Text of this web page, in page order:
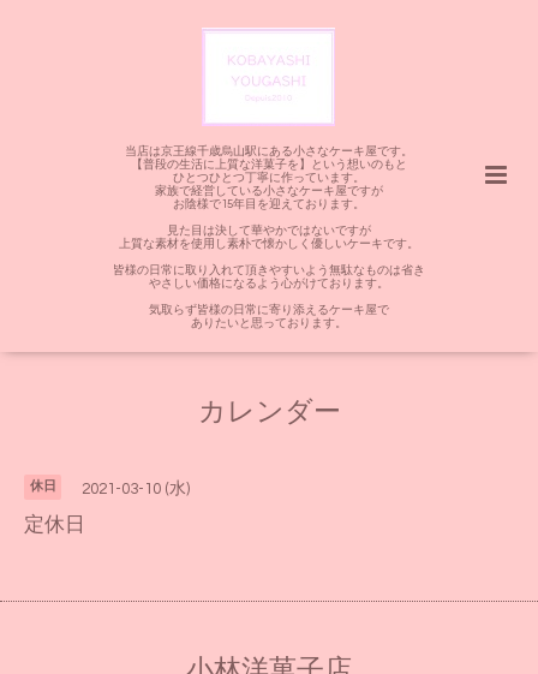
当店は京王線千歳烏山駅にある小さなケーキ屋です。
【普段の生活に上質な洋菓子を】という想いのもと
ひとつひとつ丁寧に作っています。
家族で経営している小さなケーキ屋ですが
お陰様で15年目を迎えております。
見た目は決して華やかではないですが
上質な素材を使用し素朴で懐かしく優しいケーキです。
皆様の日常に取り入れて頂きやすいよう無駄なものは省き
やさしい価格になるよう心がけております。
気取らず皆様の日常に寄り添えるケーキ屋で
ありたいと思っております。
カレンダー
休日 2021-03-10 (水)
定休日